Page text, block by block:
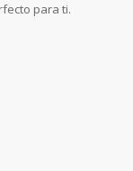
para ti.